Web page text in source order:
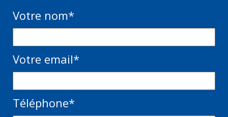
Votre nom*
Votre email*
Téléphone*